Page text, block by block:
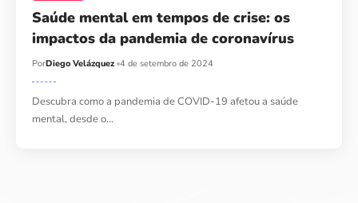
Saúde mental em tempos de crise: os
impactos da pandemia de coronavírus
PorDiego Velázquez 4 de setembro de 2024
Descubra como a pandemia de COVID-19 afetou a saúde
mental, desde o…